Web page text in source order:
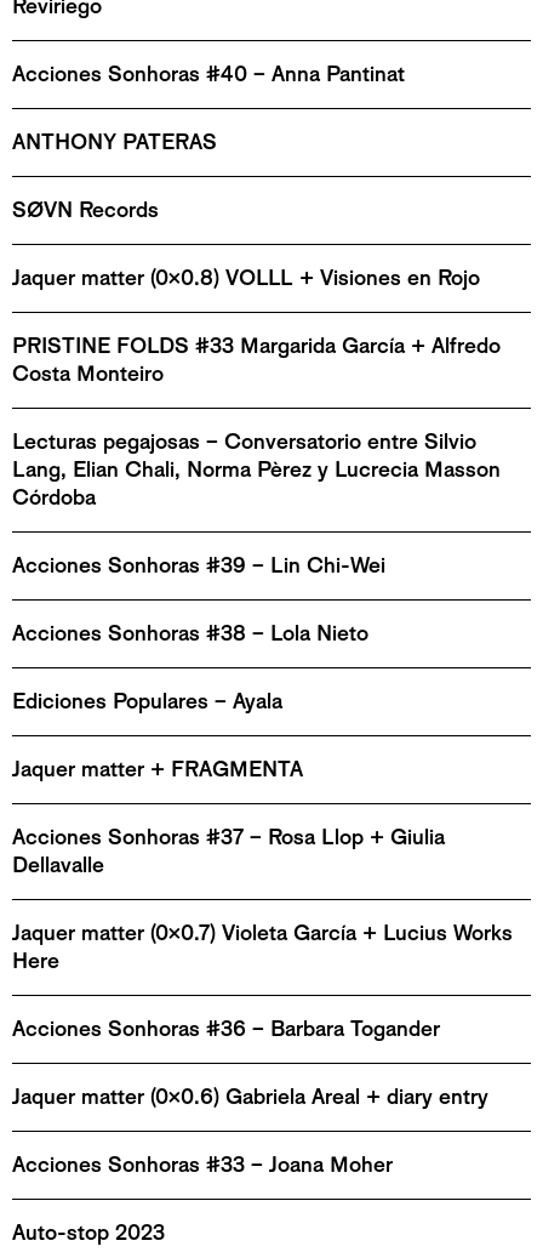
Reviriego
Acciones Sonhoras #40 – Anna Pantinat
ANTHONY PATERAS
SØVN Records
Jaquer matter (0x0.8) VOLLL + Visiones en Rojo
PRISTINE FOLDS #33 Margarida García + Alfredo
Costa Monteiro
Lecturas pegajosas – Conversatorio entre Silvio
Lang, Elian Chali, Norma Pèrez y Lucrecia Masson
Córdoba
Acciones Sonhoras #39 – Lin Chi-Wei
Acciones Sonhoras #38 – Lola Nieto
Ediciones Populares – Ayala
Jaquer matter + FRAGMENTA
Acciones Sonhoras #37 – Rosa Llop + Giulia
Dellavalle
Jaquer matter (0x0.7) Violeta García + Lucius Works
Here
Acciones Sonhoras #36 – Barbara Togander
Jaquer matter (0x0.6) Gabriela Areal + diary entry
Acciones Sonhoras #33 – Joana Moher
Auto-stop 2023